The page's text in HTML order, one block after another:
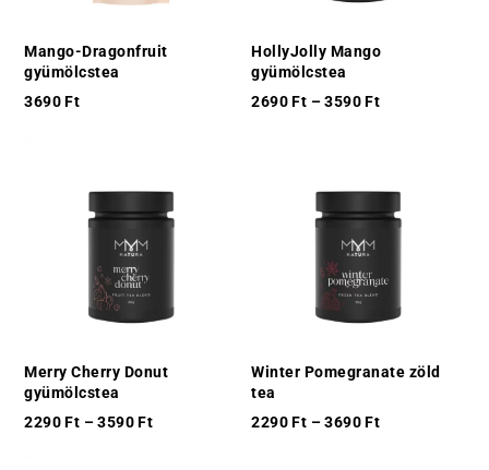
Mango-Dragonfruit
gyümölcstea
3690Ft
HollyJolly Mango
gyümölcstea
2690Ft –3590Ft
Merry Cherry Donut
gyümölcstea
2290Ft –3590Ft
Winter Pomegranate zöld
tea
2290Ft –3690Ft